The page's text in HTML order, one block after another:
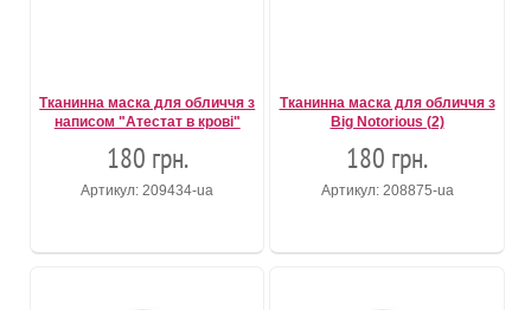
Тканинна маска для обличчя з
написом "Атестат в крові"
180 грн.
Артикул: 209434-ua
Тканинна маска для обличчя з
Big Notorious (2)
180 грн.
Артикул: 208875-ua